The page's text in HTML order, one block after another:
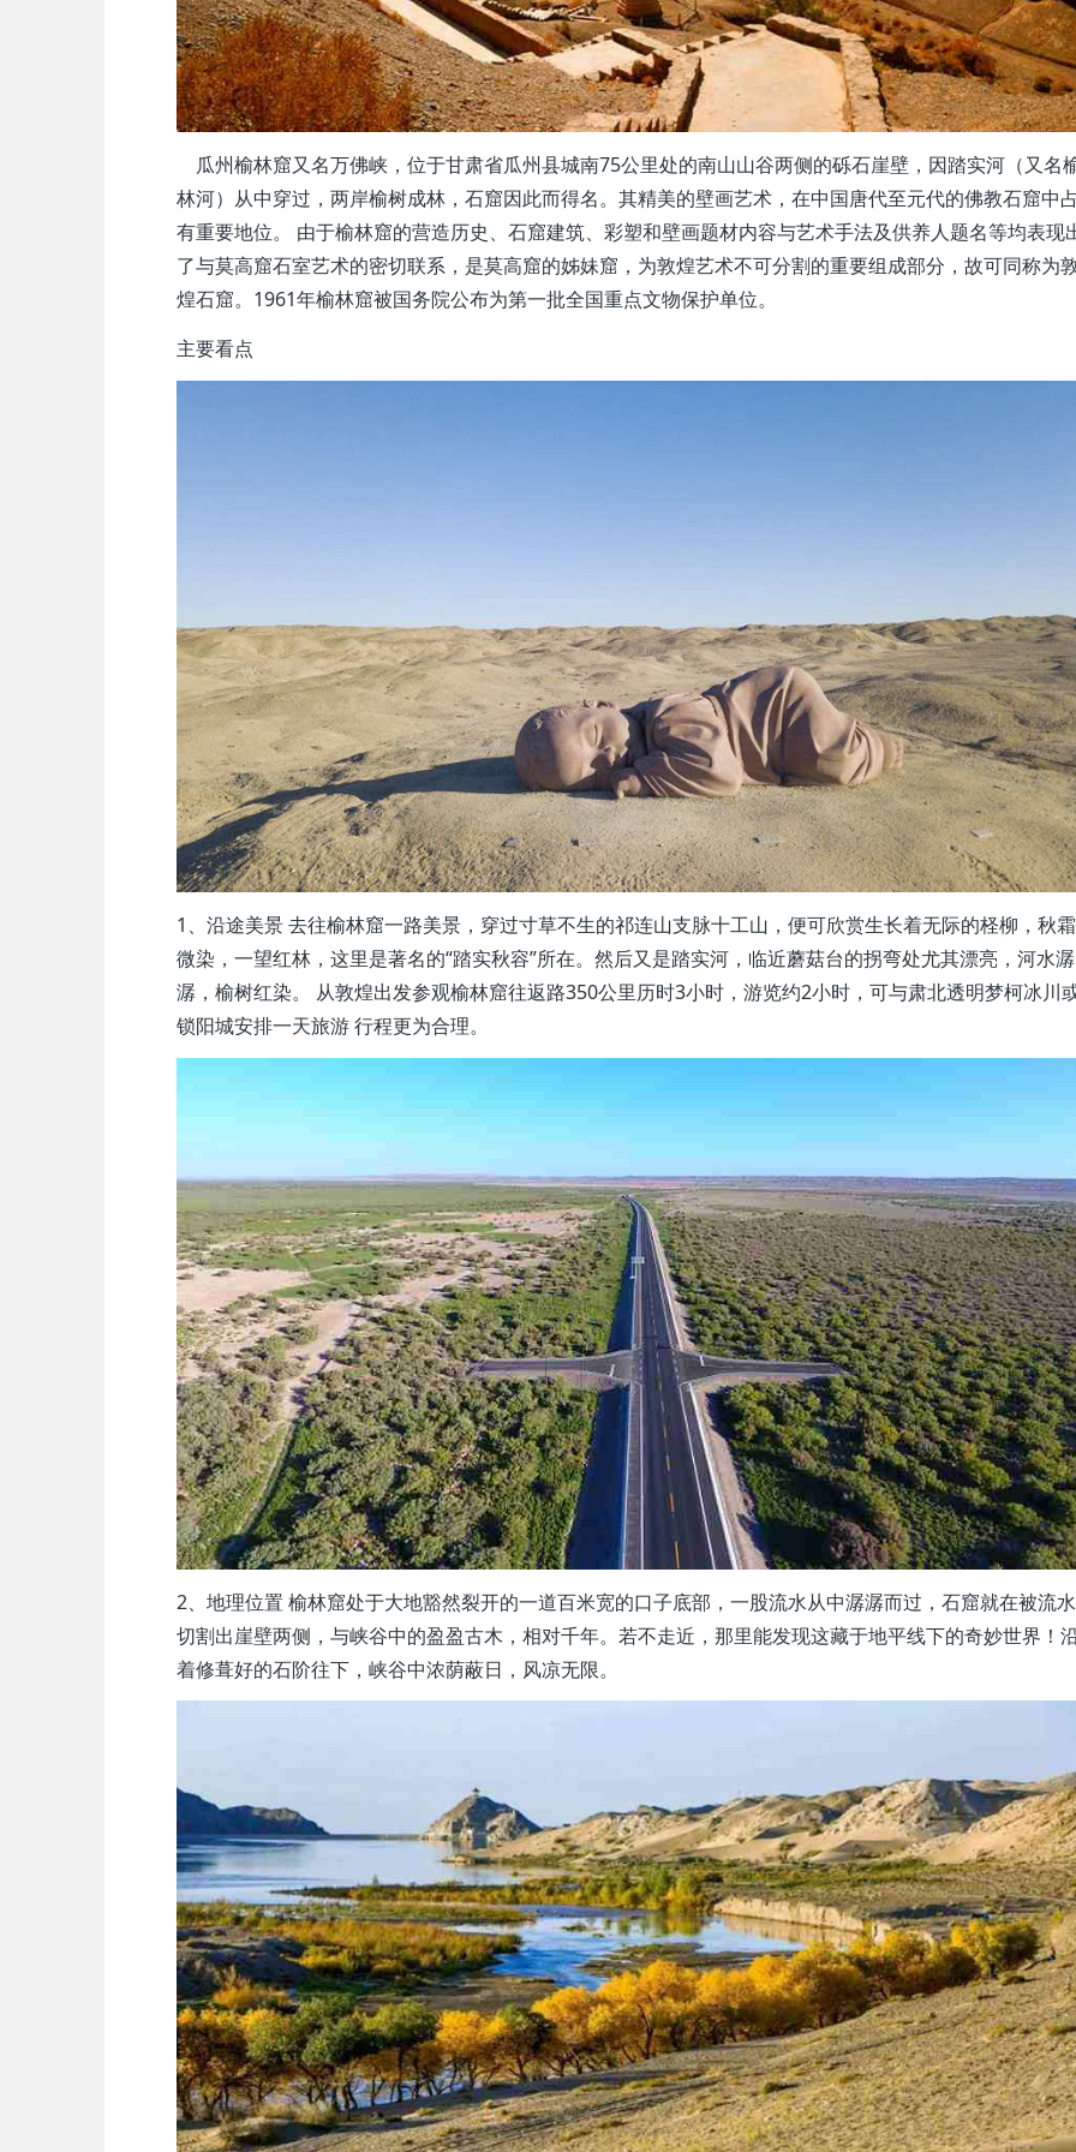
瓜州榆林窟又名万佛峡，位于甘肃省瓜州县城南75公里处的南山山谷两侧的砾石崖壁，因踏实河（又名
林河）从中穿过，两岸榆树成林，石窟因此而得名。其精美的壁画艺术，在中国唐代至元代的佛教石窟中
有重要地位。 由于榆林窟的营造历史、石窟建筑、彩塑和壁画题材内容与艺术手法及供养人题名等均表现
了与莫高窟石室艺术的密切联系，是莫高窟的姊妹窟，为敦煌艺术不可分割的重要组成部分，故可同称为
煌石窟。1961年榆林窟被国务院公布为第一批全国重点文物保护单位。
主要看点
1、沿途美景 去往榆林窟一路美景，穿过寸草不生的祁连山支脉十工山，便可欣赏生长着无际的柽柳，秋霜
微染，一望红林，这里是著名的“踏实秋容”所在。然后又是踏实河，临近蘑菇台的拐弯处尤其漂亮，河水潺
潺，榆树红染。 从敦煌出发参观榆林窟往返路350公里历时3小时，游览约2小时，可与肃北透明梦柯冰川
锁阳城安排一天旅游 行程更为合理。
2、地理位置 榆林窟处于大地豁然裂开的一道百米宽的口子底部，一股流水从中潺潺而过，石窟就在被流水
切割出崖壁两侧，与峡谷中的盈盈古木，相对千年。若不走近，那里能发现这藏于地平线下的奇妙世界！
着修葺好的石阶往下，峡谷中浓荫蔽日，风凉无限。